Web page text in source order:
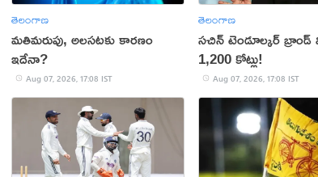
తెలంగాణ
మతిమరుపు, అలసటకు కారణం
ఇదేనా?
Aug 07, 2026, 17:08 IST
తెలంగాణ
సచిన్ టెండూల్కర్ బ్రాండ్
1,200 కోట్లు!
Aug 07, 2026, 17:08 IST